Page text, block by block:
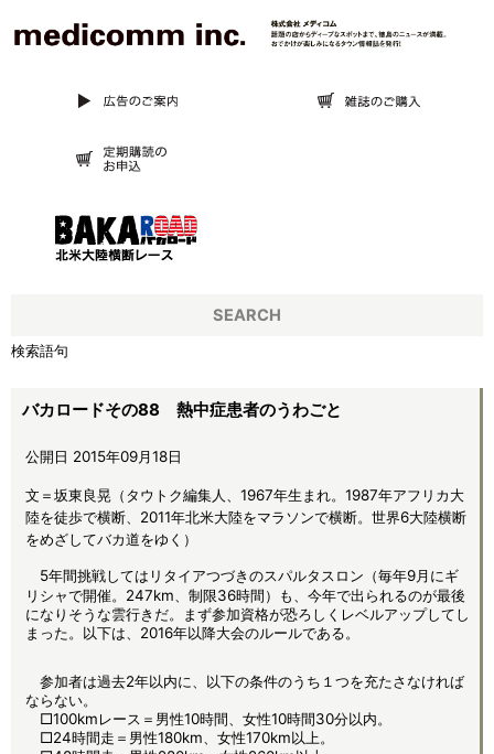
バカロードその88 熱中症患者のうわごと
公開日 2015年09月18日
文＝坂東良晃（タウトク編集人、1967年生まれ。1987年アフリカ大
陸を徒歩で横断、2011年北米大陸をマラソンで横断。世界6大陸横断
をめざしてバカ道をゆく）
5年間挑戦してはリタイアつづきのスパルタスロン（毎年9月にギ
リシャで開催。247km、制限36時間）も、今年で出られるのが最後
になりそうな雲行きだ。まず参加資格が恐ろしくレベルアップしてし
まった。以下は、2016年以降大会のルールである。
参加者は過去2年以内に、以下の条件のうち１つを充たさなければ
ならない。
□100kmレース＝男性10時間、女性10時間30分以内。
□24時間走＝男性180km、女性170km以上。
SEARCH
検索語句